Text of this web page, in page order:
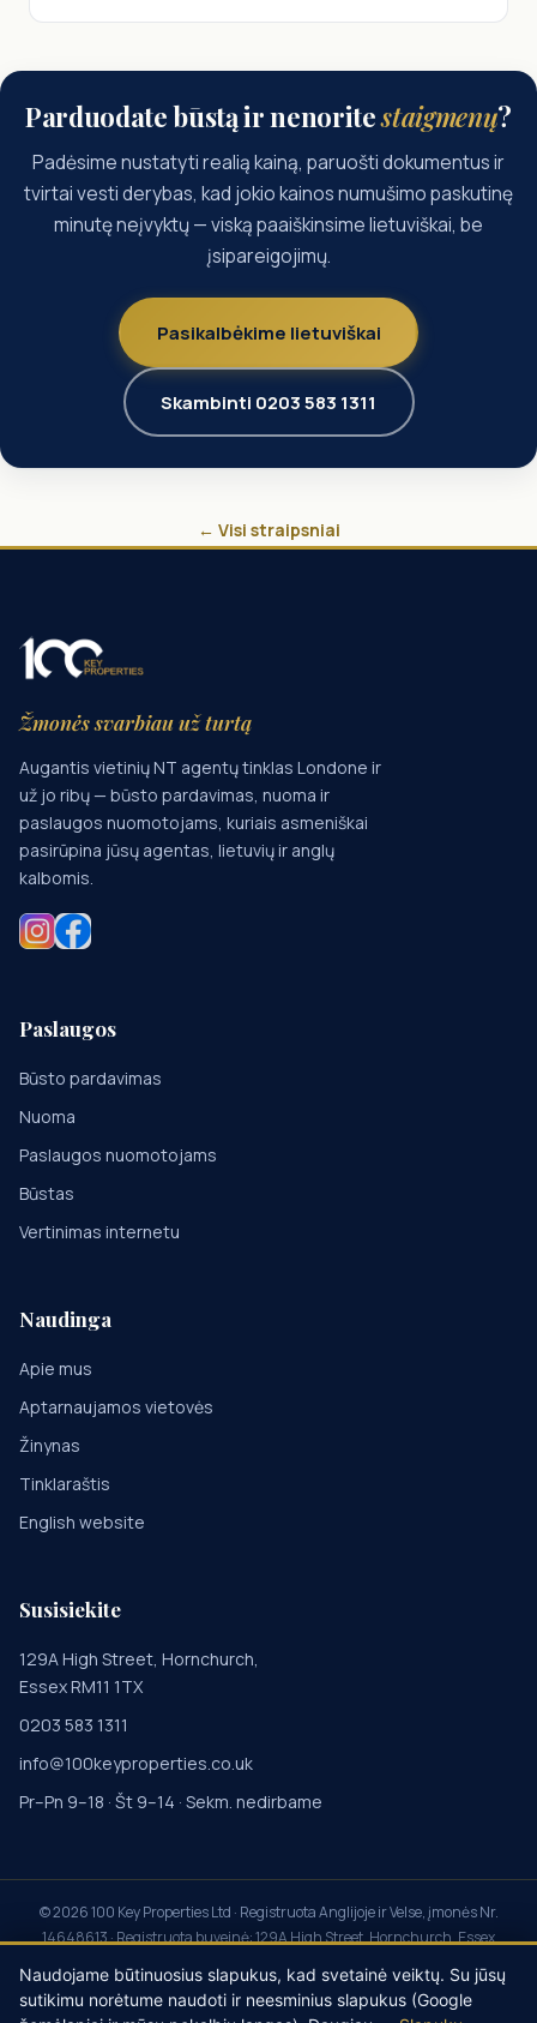
Parduodate būstą ir nenoritestaigmenų?
Padėsime nustatyti realią kainą, paruošti dokumentus ir
tvirtai vesti derybas, kad jokio kainos numušimo paskutinę
minutę neįvyktų — viską paaiškinsime lietuviškai, be
įsipareigojimų.
Pasikalbėkime lietuviškai
Skambinti 0203 583 1311
← Visi straipsniai
Žmonės svarbiau už turtą
Augantis vietinių NT agentų tinklas Londone ir
už jo ribų — būsto pardavimas, nuoma ir
paslaugos nuomotojams, kuriais asmeniškai
pasirūpina jūsų agentas, lietuvių ir anglų
kalbomis.
Paslaugos
Būsto pardavimas
Nuoma
Paslaugos nuomotojams
Būstas
Vertinimas internetu
Naudinga
Apie mus
Aptarnaujamos vietovės
Žinynas
Tinklaraštis
English website
Susisiekite
129A High Street, Hornchurch,
Essex RM11 1TX
0203 583 1311
info@100keyproperties.co.uk
Pr–Pn 9–18 · Št 9–14 · Sekm. nedirbame
©2026100 Key Properties Ltd · Registruota Anglijoje ir Velse, įmonės Nr.
14648613 · Registruota buveinė: 129A High Street, Hornchurch, Essex
Protection CMP014115 · My Deposits registruotas agentas ·Privatumas·
Slapukai· Sąlygos·Skundai·Sukčiavimo prevencija·
Naudojame būtinuosius slapukus, kad svetainė veiktų. Su jūsų
sutikimu norėtume naudoti ir neesminius slapukus (Google